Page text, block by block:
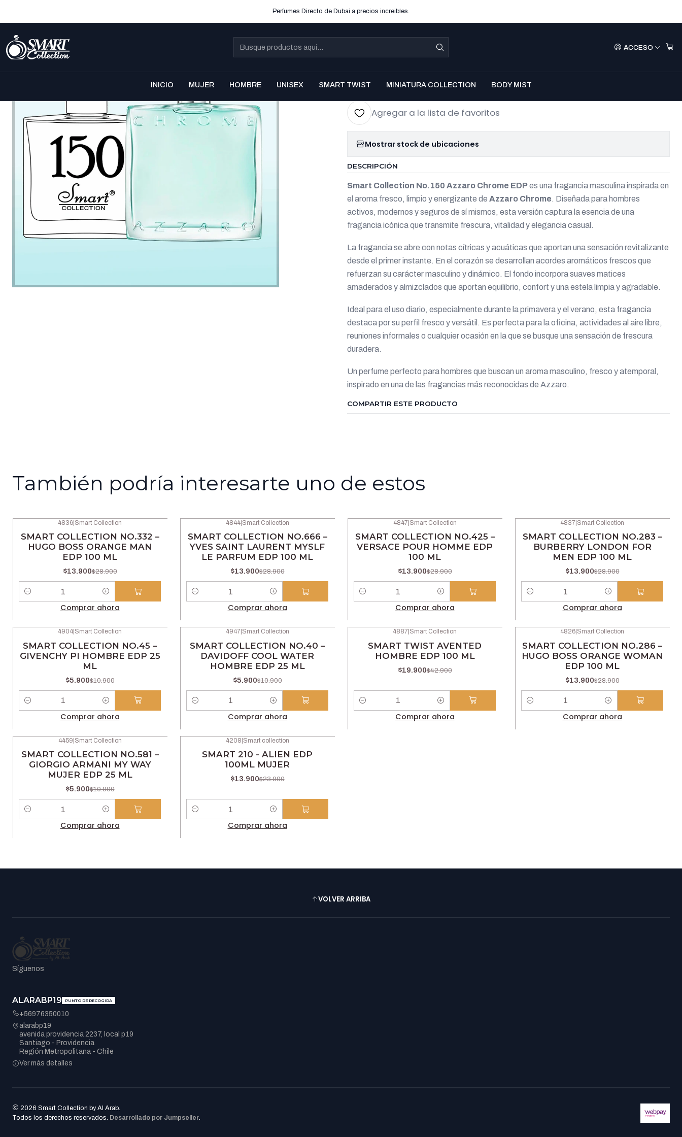
ACCESO
INICIO MUJER HOMBRE UNISEX SMART TWIST MINIATURA COLLECTION BODY MIST
Perfumes Directo de Dubai a precios increibles.
|
Smart Collection No.150 –
Azzaro Chrome EDP 100 ml
Cantidad
Comprar Ahora
Agregar a la lista de favoritos
Mostrar stock de ubicaciones
DESCRIPCIÓN
Smart Collection No.150 Azzaro Chrome EDPes una fragancia masculina inspirada en
el aroma fresco, limpio y energizante de Azzaro Chrome. Diseñada para hombres
activos, modernos y seguros de sí mismos, esta versión captura la esencia de una
fragancia icónica que transmite frescura, vitalidad y elegancia casual.
La fragancia se abre con notas cítricas y acuáticas que aportan una sensación revitalizante
desde el primer instante. En el corazón se desarrollan acordes aromáticos frescos que
refuerzan su carácter masculino y dinámico. El fondo incorpora suaves matices
amaderados y almizclados que aportan equilibrio, confort y una estela limpia y agradable.
Ideal para el uso diario, especialmente durante la primavera y el verano, esta fragancia
destaca por su perfil fresco y versátil. Es perfecta para la oficina, actividades al aire libre,
reuniones informales o cualquier ocasión en la que se busque una sensación de frescura
duradera.
Un perfume perfecto para hombres que buscan un aroma masculino, fresco y atemporal,
inspirado en una de las fragancias más reconocidas de Azzaro.
COMPARTIR ESTE PRODUCTO
También podría interesarte uno de estos
4836 Smart Collection
SMART COLLECTION NO.332 –
HUGO BOSS ORANGE MAN
EDP 100 ML
$13.900$28.900
Comprar ahora
4844| Smart Collection
SMART COLLECTION NO.666 –
YVES SAINT LAURENT MYSLF
LE PARFUM EDP 100 ML
$13.900$28.900
Comprar ahora
4847| Smart Collection
SMART COLLECTION NO.425 –
VERSACE POUR HOMME EDP
100 ML
$13.900$28.900
Comprar ahora
4837 Smart Collection
SMART COLLECTION NO.283 –
BURBERRY LONDON FOR
MEN EDP 100 ML
$13.900$28.900
Comprar ahora
4904 Smart Collection
SMART COLLECTION NO.45 –
GIVENCHY PI HOMBRE EDP 25
ML
$5.900$10.900
Cantidad
Comprar ahora
4947| Smart Collection
SMART COLLECTION NO.40 –
DAVIDOFF COOL WATER
HOMBRE EDP 25 ML
$5.900$10.900
Cantidad
Comprar ahora
4887 Smart Collection
SMART TWIST AVENTED
HOMBRE EDP 100 ML
$19.900$42.900
Cantidad
Comprar ahora
4826 Smart Collection
SMART COLLECTION NO.286 –
HUGO BOSS ORANGE WOMAN
EDP 100 ML
$13.900$28.900
Cantidad
Comprar ahora
4459|Smart Collection
SMART COLLECTION NO.581 –
GIORGIO ARMANI MY WAY
MUJER EDP 25 ML
$5.900$10.900
Comprar ahora
4208|Smart collection
SMART 210 - ALIEN EDP
100ML MUJER
$13.900$23.900
Comprar ahora
VOLVER ARRIBA
Síguenos
ALARABP19 PUNTO DE RECOGIDA
+56976350010
alarabp19
avenida providencia 2237, local p19
Santiago - Providencia
Región Metropolitana - Chile
Ver más detalles
2026 Smart Collection by Al Arab.
Todos los derechos reservados. Desarrollado por Jumpseller.